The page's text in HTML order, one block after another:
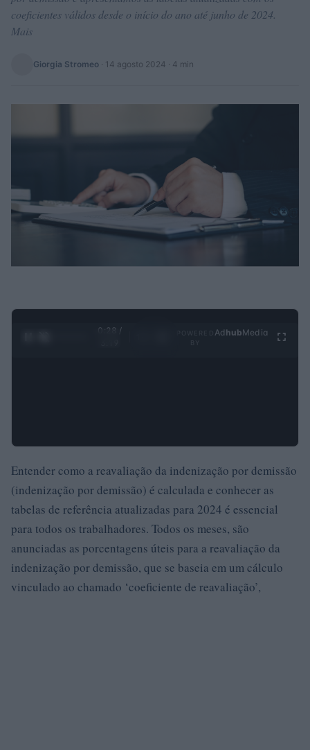
coeficientes válidos desde o início do ano até junho de 2024.
Mais
Giorgia Stromeo · 14 agosto 2024 · 4 min
0:29 /
Ad hubMedia
Entender como a reavaliação da indenização por demissão
(indenização por demissão) é calculada e conhecer as
tabelas de referência atualizadas para 2024 é essencial
para todos os trabalhadores. Todos os meses, são
anunciadas as porcentagens úteis para a reavaliação da
indenização por demissão, que se baseia em um cálculo
vinculado ao chamado ‘coeficiente de reavaliação’,